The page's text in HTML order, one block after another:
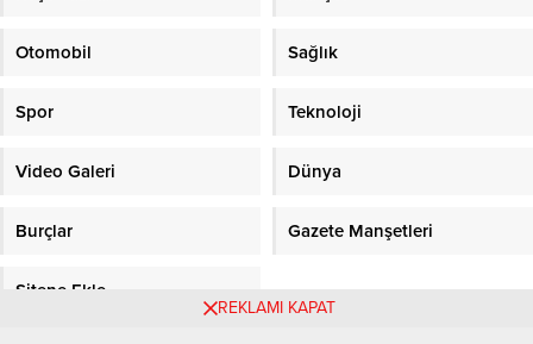
Otomobil Sağlık
Spor Teknoloji
Video Galeri Dünya
Burçlar Gazete Manşetleri
Sitene Ekle
REKLAMI KAPAT